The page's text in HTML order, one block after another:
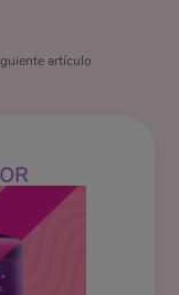
artículo